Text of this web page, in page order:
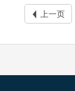
上一页